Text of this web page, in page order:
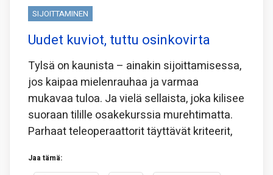
SIJOITTAMINEN
Uudet kuviot, tuttu osinkovirta
Tylsä on kaunista – ainakin sijoittamisessa,
jos kaipaa mielenrauhaa ja varmaa
mukavaa tuloa. Ja vielä sellaista, joka kilisee
suoraan tilille osakekurssia murehtimatta.
Parhaat teleoperaattorit täyttävät kriteerit,
Jaa tämä: